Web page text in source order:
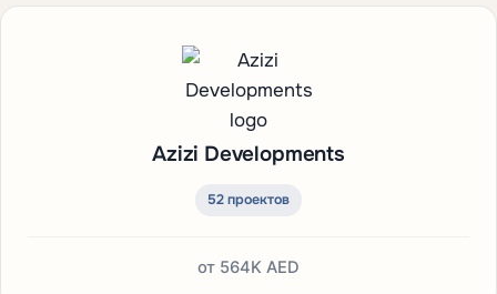
Azizi Developments
52 проектов
от 564K AED